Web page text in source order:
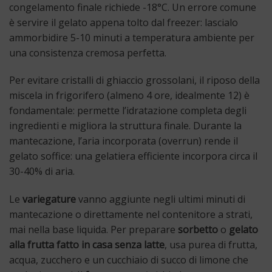
congelamento finale richiede -18°C. Un errore comune
è servire il gelato appena tolto dal freezer: lascialo
ammorbidire 5-10 minuti a temperatura ambiente per
una consistenza cremosa perfetta.
Per evitare cristalli di ghiaccio grossolani, il riposo della
miscela in frigorifero (almeno 4 ore, idealmente 12) è
fondamentale: permette l’idratazione completa degli
ingredienti e migliora la struttura finale. Durante la
mantecazione, l’aria incorporata (overrun) rende il
gelato soffice: una gelatiera efficiente incorpora circa il
30-40% di aria.
Le variegaturevanno aggiunte negli ultimi minuti di
mantecazione o direttamente nel contenitore a strati,
mai nella base liquida. Per preparare sorbetto o gelato
alla frutta fatto in casa senza latte, usa purea di frutta,
acqua, zucchero e un cucchiaio di succo di limone che